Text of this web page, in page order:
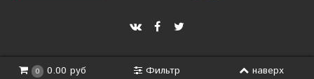
0 0.00 руб Фильтр наверх